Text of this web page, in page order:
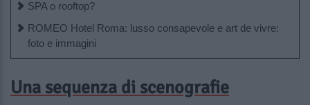
SPA o rooftop?
ROMEO Hotel Roma: lusso consapevole e art de vivre:
foto e immagini
Una sequenza di scenografie